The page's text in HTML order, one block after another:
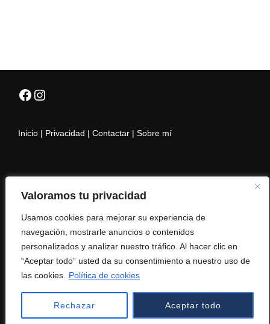
Valoramos tu privacidad
Usamos cookies para mejorar su experiencia de
navegación, mostrarle anuncios o contenidos
personalizados y analizar nuestro tráfico. Al hacer clic en
“Aceptar todo” usted da su consentimiento a nuestro uso de
las cookies.
Política de cookies
Rechazar Aceptar todo
Facebook
Instagram
Inicio | Privacidad | Contactar | Sobre mí
Privacidad
Desarrollo:IMDESWEB
Copyright © 2025 Marien Del Canto
Inspiro Theme WPZOOM